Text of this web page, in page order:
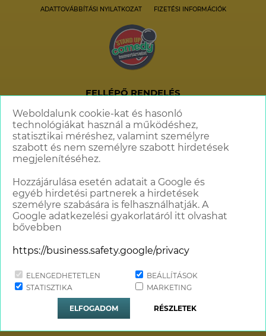
Weboldalunk cookie-kat és hasonló
technológiákat használ a működéshez,
statisztikai méréshez, valamint személyre
szabott és nem személyre szabott hirdetések
megjelenítéséhez.
Hozzájárulása esetén adatait a Google és
egyéb hirdetési partnerek a hirdetések
személyre szabására is felhasználhatják. A
Google adatkezelési gyakorlatáról itt olvashat
bővebben
https://business.safety.google/privacy
ELENGEDHETETLEN
BEÁLLÍTÁSOK
STATISZTIKA
MARKETING
ELFOGADOM RÉSZLETEK
ADATTOVÁBBÍTÁSI NYILATKOZAT FIZETÉSI INFORMÁCIÓK
FELLÉPŐ RENDELÉS
+36 70 621 6606
info@standupcomedy.hu
Minden jog fenntartva © 2018 - 2026
Website & Design by
TGweb.hu